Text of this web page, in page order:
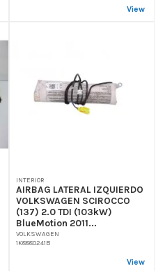
View
INTERIOR
AIRBAG LATERAL IZQUIERDO
VOLKSWAGEN SCIROCCO
(137) 2.0 TDI (103kW)
BlueMotion 2011...
VOLKSWAGEN
1K8880241B
View